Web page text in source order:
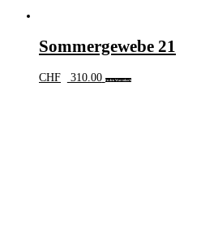
Sommergewebe 21
CHF 310.00 In den Warenkorb